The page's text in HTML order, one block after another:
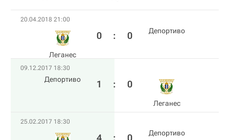
20.04.2018 21:00
Леганес
0 : 0 Депортиво
09.12.2017 18:30
Депортиво 1 : 0
Леганес
25.02.2017 18:30
4 : 0 Депортиво